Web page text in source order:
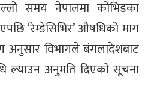
समय नेपालमा कोभिडका
‘रेम्डेसिभिर’ औषधिको माग
अनुसार विभागले बंगलादेशबाट
अनुमति दिएको सूचना